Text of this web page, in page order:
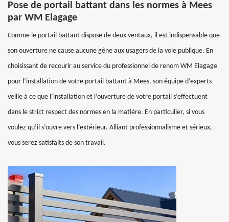
Pose de portail battant dans les normes à Mees
par WM Elagage
Comme le portail battant dispose de deux ventaux, il est indispensable que
son ouverture ne cause aucune gêne aux usagers de la voie publique. En
choisissant de recourir au service du professionnel de renom WM Elagage
pour l’installation de votre portail battant à Mees, son équipe d’experts
veille à ce que l’installation et l’ouverture de votre portail s’effectuent
dans le strict respect des normes en la matière. En particulier, si vous
voulez qu’il s’ouvre vers l’extérieur. Alliant professionnalisme et sérieux,
vous serez satisfaits de son travail.